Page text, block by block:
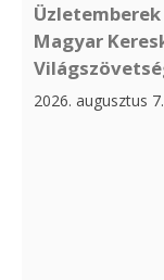
Magyar
2026. augusztus